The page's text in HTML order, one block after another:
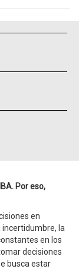
Por eso,
en
incertidumbre, la
en los
decisiones
busca estar